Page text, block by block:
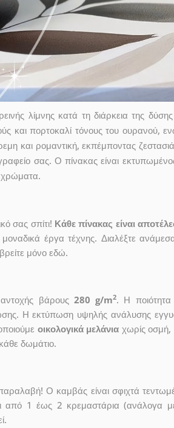
λίμνης κατά τη διάρκεια της
και πορτοκαλί τόνους του ουρανού,
και ρομαντική, εκπέμποντας
σας. Ο πίνακας είναι
χρώματα.
σας σπίτι! Κάθε πίνακας είναι
μοναδικά έργα τέχνης. Διαλέξτε
μόνο εδώ.
βάρους 280 g/m2. Η ποιότητα
Η εκτύπωση υψηλής ανάλυσης
οικολογικά μελάνια χωρίς
δωμάτιο.
Ο καμβάς είναι σφιχτά
από 1 έως 2 κρεμαστάρια (ανάλογα